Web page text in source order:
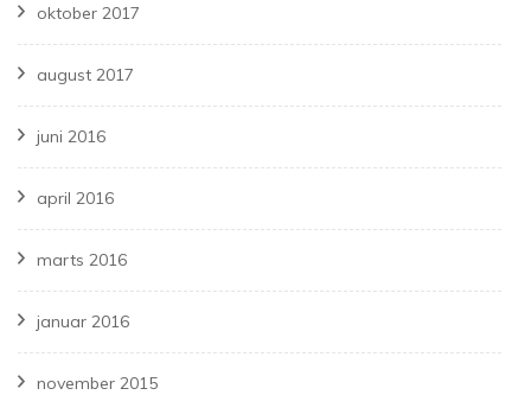
oktober 2017
august 2017
juni 2016
april 2016
marts 2016
januar 2016
november 2015